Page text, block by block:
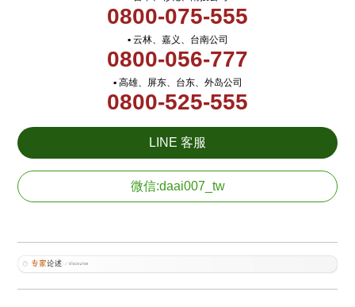
0800-075-555
▪ 云林、嘉义、台南公司
0800-056-777
▪ 高雄、屏东、台东、外岛公司
0800-525-555
LINE 客服
微信:daai007_tw